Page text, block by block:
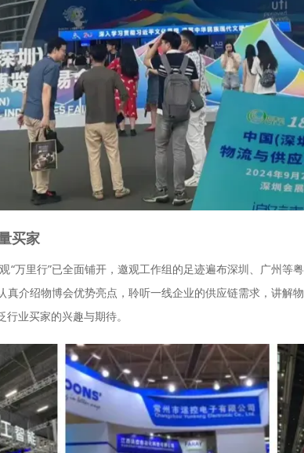
买家
“万里行”已全面铺开，邀观工作组的足迹遍布深圳、广州等
真介绍物博会优势亮点，聆听一线企业的供应链需求，讲解
业买家的兴趣与期待。